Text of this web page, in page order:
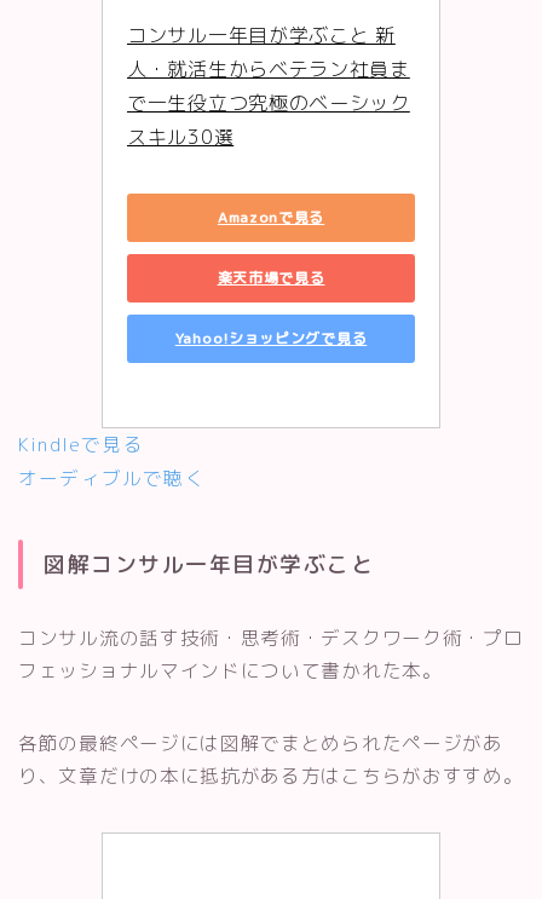
コンサル一年目が学ぶこと 新
人・就活生からベテラン社員ま
で一生役立つ究極のベーシック
スキル30選
Amazonで見る
楽天市場で見る
Yahoo!ショッピングで見る
Kindleで見る
オーディブルで聴く
図解コンサル一年目が学ぶこと
コンサル流の話す技術・思考術・デスクワーク術・プロ
フェッショナルマインドについて書かれた本。
各節の最終ページには図解でまとめられたページがあ
り、文章だけの本に抵抗がある方はこちらがおすすめ。